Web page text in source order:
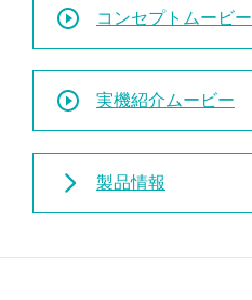
コンセプトムービー
実機紹介ムービー
製品情報